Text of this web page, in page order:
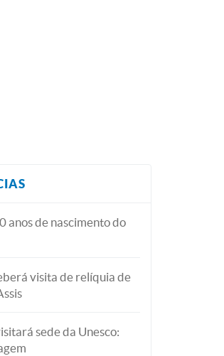
anos de nascimento do
visita de relíquia de
sede da Unesco: